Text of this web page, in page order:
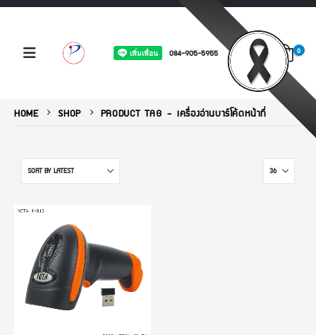
084-905-5955 0
HOME SHOP PRODUCT TAG -เครื่องอ่านบาร์โค้ดหน้าที่